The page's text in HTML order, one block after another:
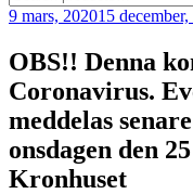
9 mars, 202015
OBS!! Denna
Coronavirus.
meddelas
onsdagen den
Kronhuset